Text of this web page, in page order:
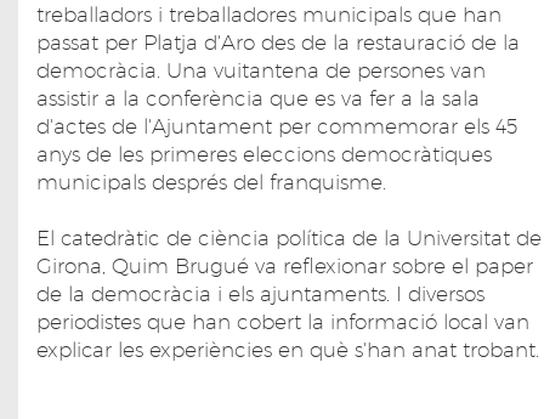
treballadors i treballadores municipals que han
passat per Platja d'Aro des de la restauració de la
democràcia. Una vuitantena de persones van
assistir a la conferència que es va fer a la sala
d'actes de l'Ajuntament per commemorar els 45
anys de les primeres eleccions democràtiques
municipals després del franquisme.
El catedràtic de ciència política de la Universitat de
Girona, Quim Brugué va reflexionar sobre el paper
de la democràcia i els ajuntaments. I diversos
periodistes que han cobert la informació local van
explicar les experiències en què s'han anat trobant.